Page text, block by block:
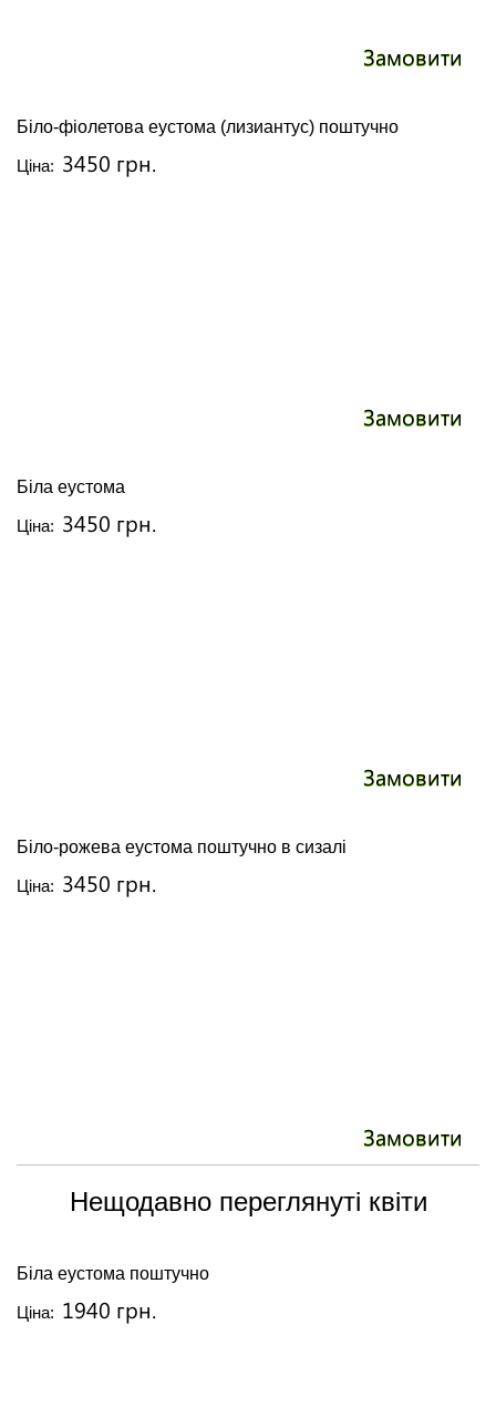
Замовити
Біло-фіолетова еустома (лизиантус) поштучно
Ціна: 3450 грн.
Замовити
Біла еустома
Ціна: 3450 грн.
Замовити
Біло-рожева еустома поштучно в сизалі
Ціна: 3450 грн.
Замовити
Нещодавно переглянуті квіти
Біла еустома поштучно
Ціна: 1940 грн.